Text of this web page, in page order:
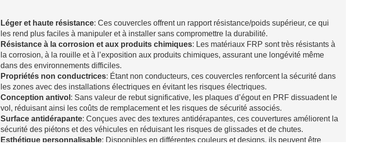
Léger et haute résistance: Ces couvercles offrent un rapport résistance/poids supérieur, ce qui
les rend plus faciles à manipuler et à installer sans compromettre la durabilité.
Résistance à la corrosion et aux produits chimiques: Les matériaux FRP sont très résistants à
la corrosion, à la rouille et à l’exposition aux produits chimiques, assurant une longévité même
dans des environnements difficiles.
Propriétés non conductrices: Étant non conducteurs, ces couvercles renforcent la sécurité dans
les zones avec des installations électriques en évitant les risques électriques.
Conception antivol : Sans valeur de rebut significative, les plaques d’égout en PRF dissuadent le
vol, réduisant ainsi les coûts de remplacement et les risques de sécurité associés.
Surface antidérapante: Conçues avec des textures antidérapantes, ces couvertures améliorent la
sécurité des piétons et des véhicules en réduisant les risques de glissades et de chutes.
Esthétique personnalisable: Disponibles en différentes couleurs et designs, ils peuvent être